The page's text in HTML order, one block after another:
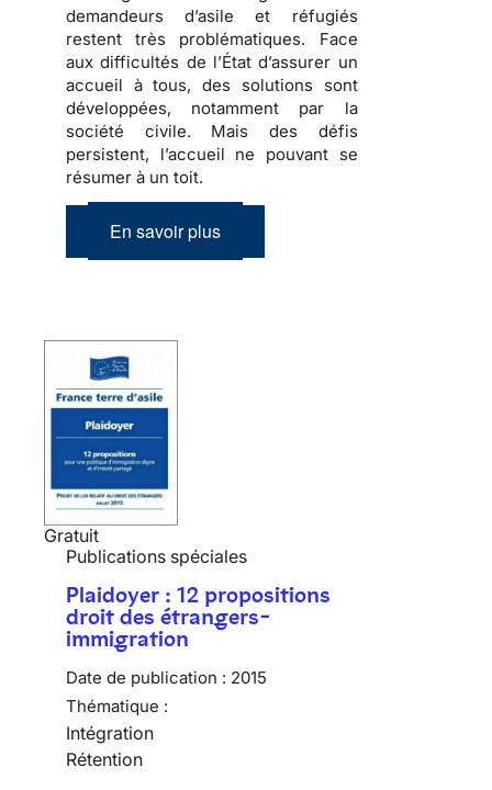
demandeurs d’asile et réfugiés
restent très problématiques. Face
aux difficultés de l’État d’assurer un
accueil à tous, des solutions sont
développées, notamment par la
société civile. Mais des défis
persistent, l’accueil ne pouvant se
résumer à un toit.
En savoir plus
Gratuit
Publications spéciales
Plaidoyer : 12 propositions
droit des étrangers-
immigration
Date de publication : 2015
Thématique :
Intégration
Rétention